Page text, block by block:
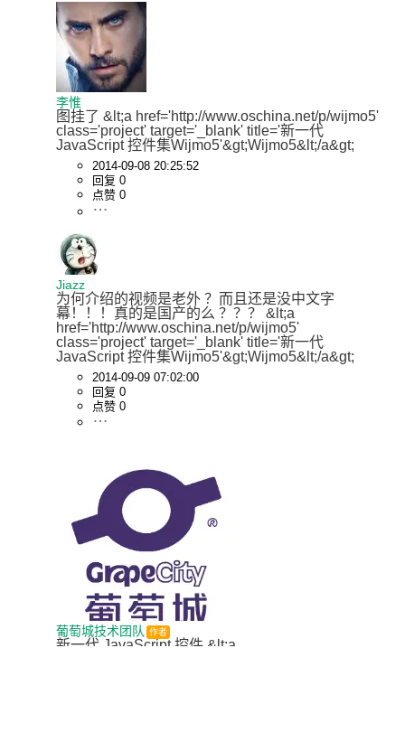
李惟
图挂了 &lt;a href='http://www.oschina.net/p/wijmo5'
class='project' target='_blank' title='新一代
JavaScript 控件集Wijmo5'&gt;Wijmo5&lt;/a&gt;
2014-09-08 20:25:52
回复 0
点赞 0
Jiazz
为何介绍的视频是老外 ？而且还是没中文字
幕！！！真的是国产的么 ？？？ &lt;a
href='http://www.oschina.net/p/wijmo5'
class='project' target='_blank' title='新一代
JavaScript 控件集Wijmo5'&gt;Wijmo5&lt;/a&gt;
2014-09-09 07:02:00
回复 0
点赞 0
葡萄城技术团队 作者
新一代 JavaScript 控件 &lt;a